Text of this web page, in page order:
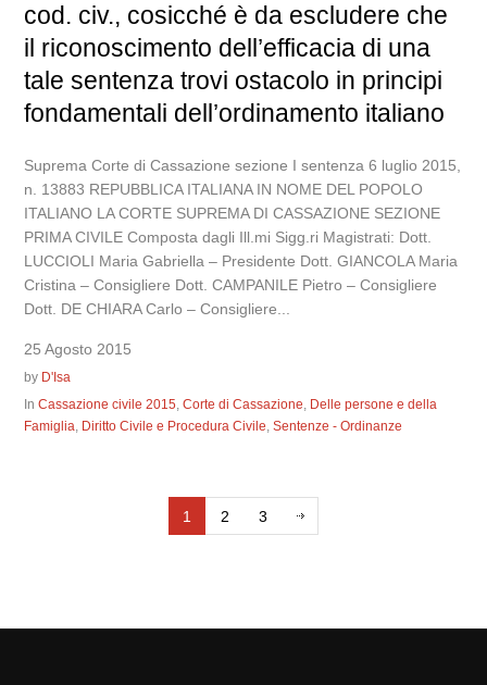
cod. civ., cosicché è da escludere che
il riconoscimento dell’efficacia di una
tale sentenza trovi ostacolo in principi
fondamentali dell’ordinamento italiano
Suprema Corte di Cassazione sezione I sentenza 6 luglio 2015,
n. 13883 REPUBBLICA ITALIANA IN NOME DEL POPOLO
ITALIANO LA CORTE SUPREMA DI CASSAZIONE SEZIONE
PRIMA CIVILE Composta dagli Ill.mi Sigg.ri Magistrati: Dott.
LUCCIOLI Maria Gabriella – Presidente Dott. GIANCOLA Maria
Cristina – Consigliere Dott. CAMPANILE Pietro – Consigliere
Dott. DE CHIARA Carlo – Consigliere...
25 Agosto 2015
by D'Isa
InCassazione civile 2015,Corte di Cassazione, Delle persone e della
Famiglia, Diritto Civile e Procedura Civile,Sentenze - Ordinanze
1 2 3